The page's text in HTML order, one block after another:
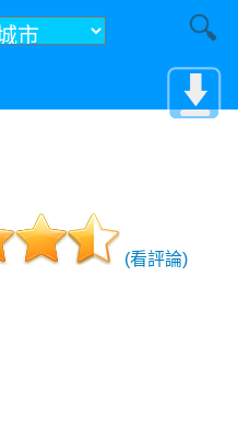
(看評論)